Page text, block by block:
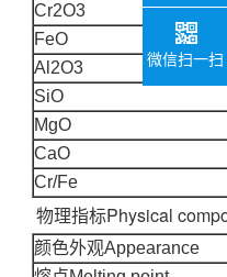
Cr2O3
FeO
Al2O3
SiO
MgO
CaO
Cr/Fe
物理指标Physical
颜色外观Appearance
微信扫一扫